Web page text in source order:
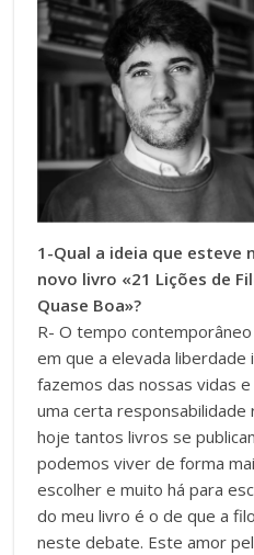
1-Qual a ideia que esteve
novo livro «21 Lições de
Quase Boa»?
R- O tempo
em que a elevada liberdade
fazemos das nossas vidas
uma certa
hoje tantos livros se
podemos viver de forma
escolher e muito há para
do meu livro é o de que a
neste debate. Este amor